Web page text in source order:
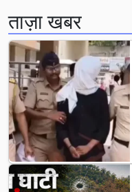
ताज़ा खबर